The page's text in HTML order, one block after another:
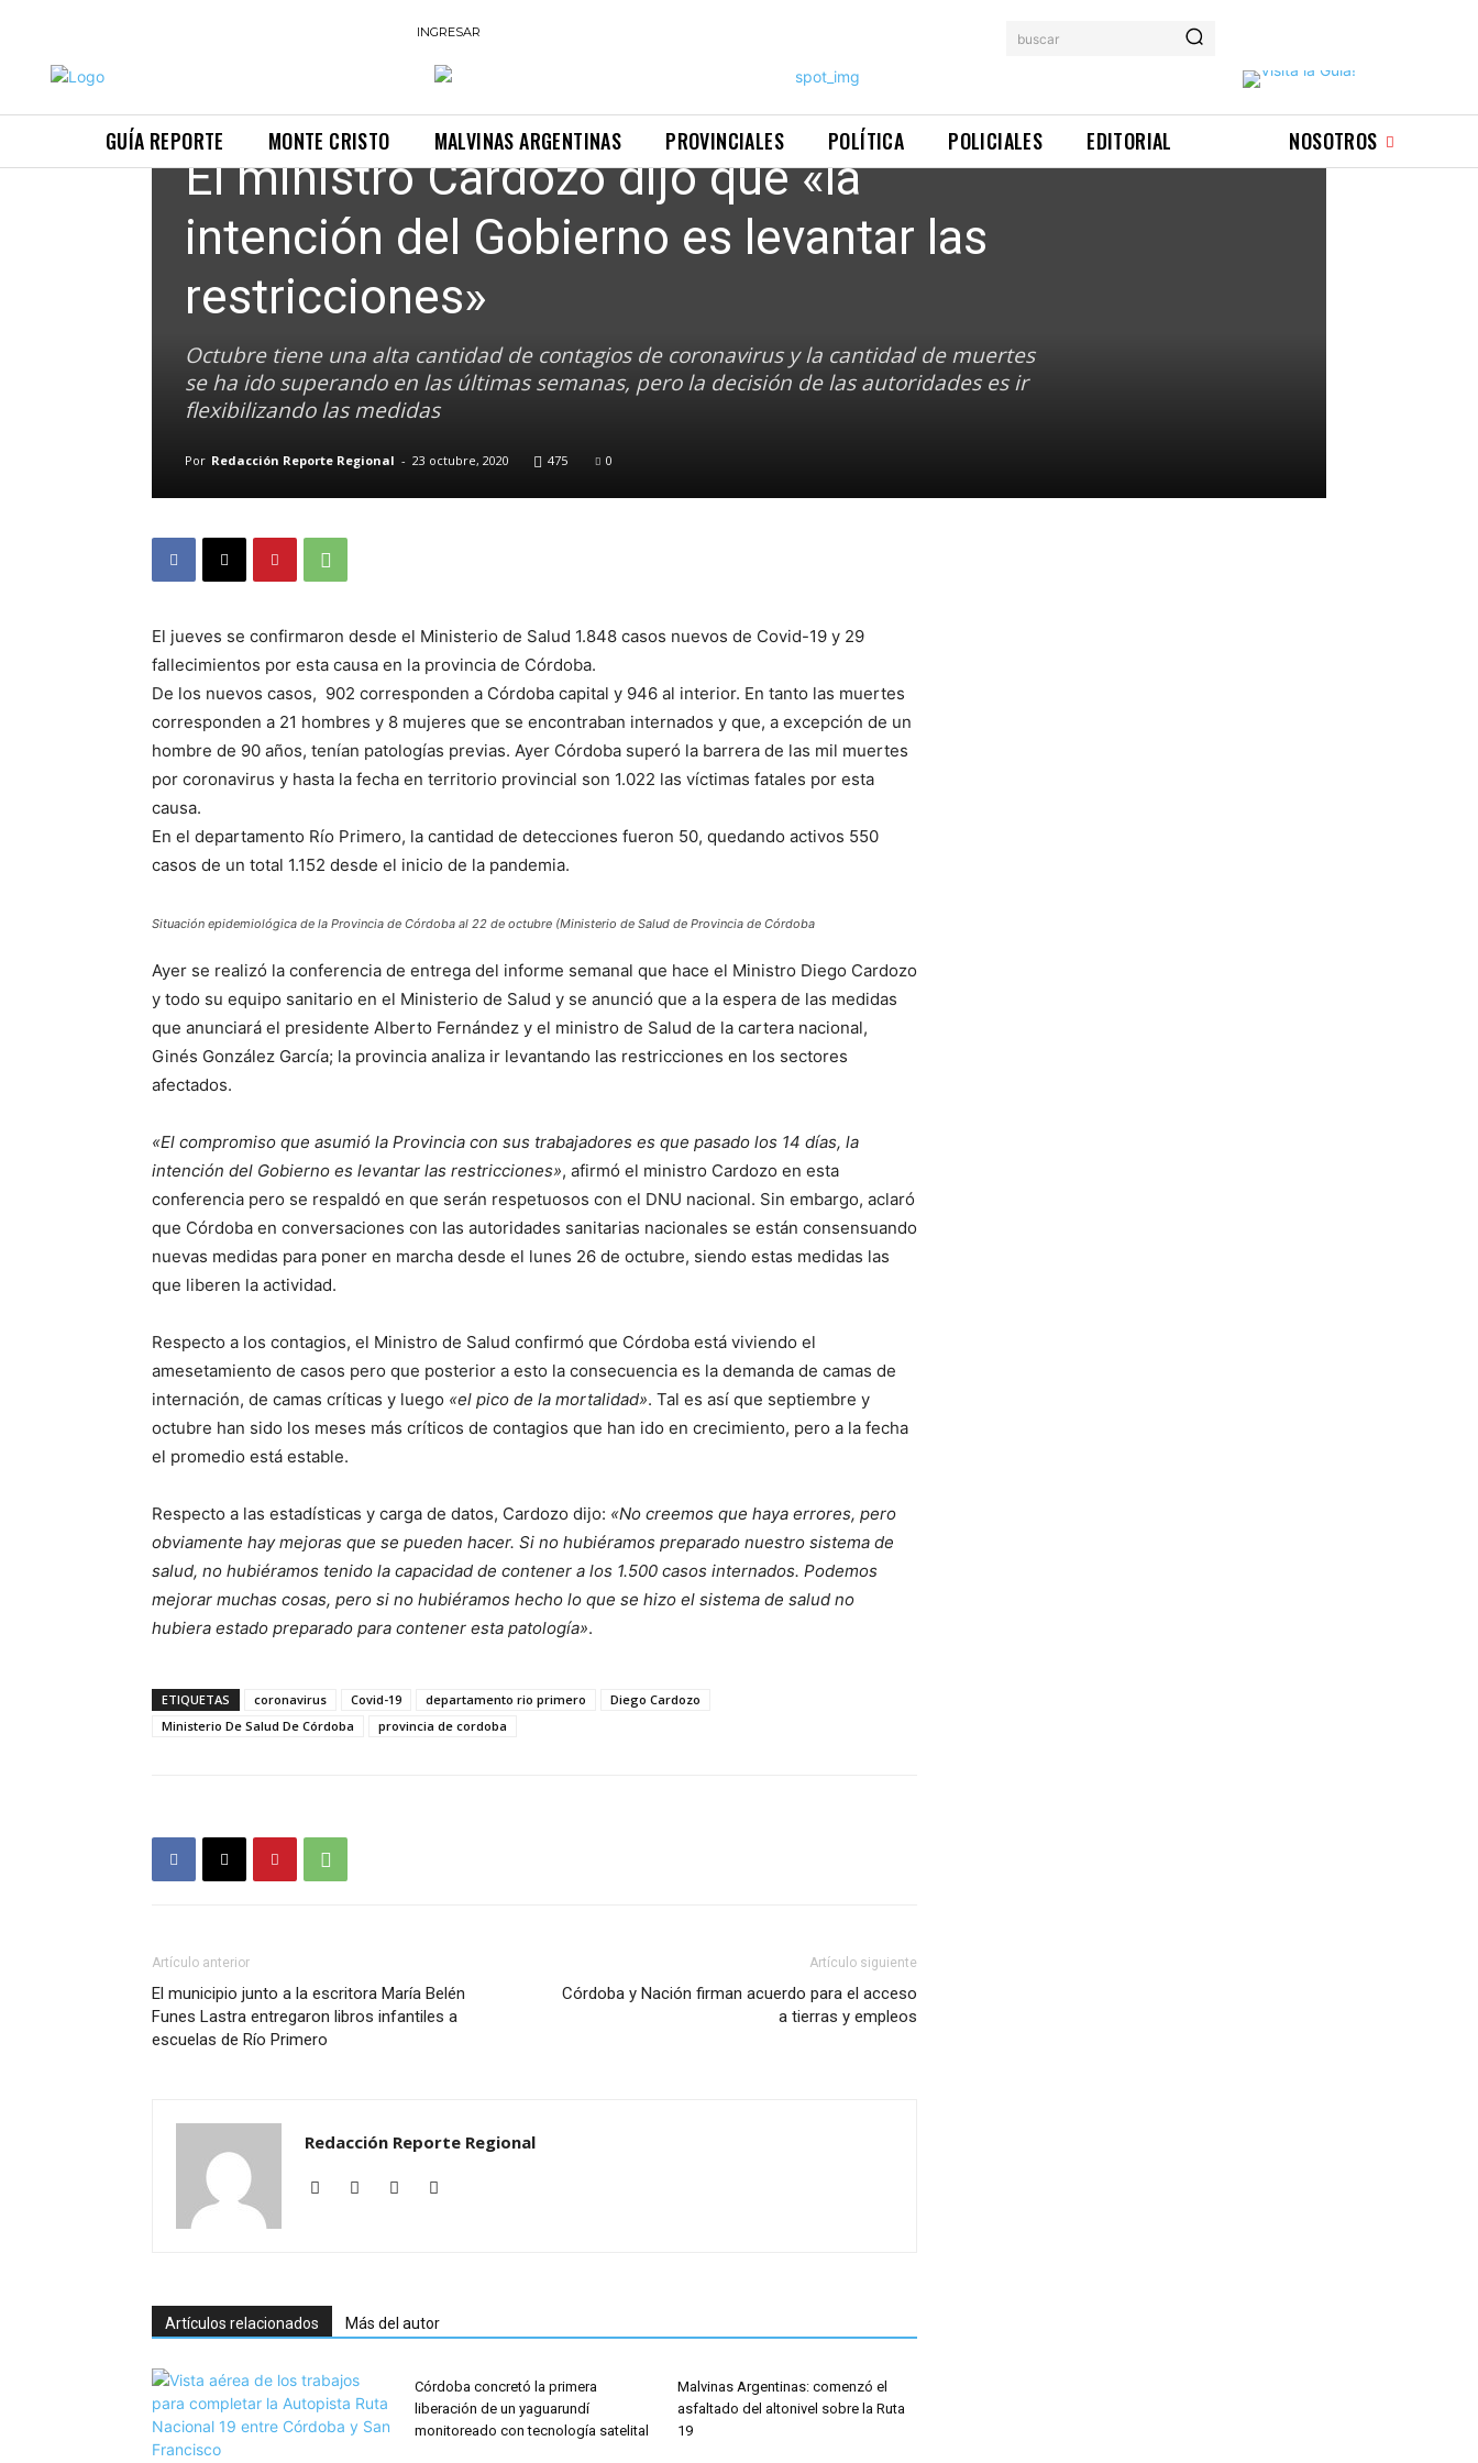
INGRESAR buscar
GUÍA REPORTE MONTE CRISTO MALVINAS ARGENTINAS PROVINCIALES POLÍTICA POLICIALES EDITORIAL NOSOTROS
El ministro Cardozo dijo que «la
intención del Gobierno es levantar las
restricciones»
Octubre tiene una alta cantidad de contagios de coronavirus y la cantidad de muertes
se ha ido superando en las últimas semanas, pero la decisión de las autoridades es ir
flexibilizando las medidas
Por Redacción Reporte Regional - 23 octubre, 2020 475 0
El jueves se confirmaron desde el Ministerio de Salud 1.848 casos nuevos de Covid-19 y 29
fallecimientos por esta causa en la provincia de Córdoba.
De los nuevos casos, 902 corresponden a Córdoba capital y 946 al interior. En tanto las muertes
corresponden a 21 hombres y 8 mujeres que se encontraban internados y que, a excepción de un
hombre de 90 años, tenían patologías previas. Ayer Córdoba superó la barrera de las mil muertes
por coronavirus y hasta la fecha en territorio provincial son 1.022 las víctimas fatales por esta
causa.
En el departamento Río Primero, la cantidad de detecciones fueron 50, quedando activos 550
casos de un total 1.152 desde el inicio de la pandemia.
Situación epidemiológica de la Provincia de Córdoba al 22 de octubre (Ministerio de Salud de Provincia de Córdoba
Ayer se realizó la conferencia de entrega del informe semanal que hace el Ministro Diego Cardozo
y todo su equipo sanitario en el Ministerio de Salud y se anunció que a la espera de las medidas
que anunciará el presidente Alberto Fernández y el ministro de Salud de la cartera nacional,
Ginés González García; la provincia analiza ir levantando las restricciones en los sectores
afectados.
«El compromiso que asumió la Provincia con sus trabajadores es que pasado los 14 días, la
intención del Gobierno es levantar las restricciones», afirmó el ministro Cardozo en esta
conferencia pero se respaldó en que serán respetuosos con el DNU nacional. Sin embargo, aclaró
que Córdoba en conversaciones con las autoridades sanitarias nacionales se están consensuando
nuevas medidas para poner en marcha desde el lunes 26 de octubre, siendo estas medidas las
que liberen la actividad.
Respecto a los contagios, el Ministro de Salud confirmó que Córdoba está viviendo el
amesetamiento de casos pero que posterior a esto la consecuencia es la demanda de camas de
internación, de camas críticas y luego «el pico de la mortalidad». Tal es así que septiembre y
octubre han sido los meses más críticos de contagios que han ido en crecimiento, pero a la fecha
el promedio está estable.
Respecto a las estadísticas y carga de datos, Cardozo dijo: «No creemos que haya errores, pero
obviamente hay mejoras que se pueden hacer. Si no hubiéramos preparado nuestro sistema de
salud, no hubiéramos tenido la capacidad de contener a los 1.500 casos internados. Podemos
mejorar muchas cosas, pero si no hubiéramos hecho lo que se hizo el sistema de salud no
hubiera estado preparado para contener esta patología».
ETIQUETAS coronavirus Covid-19 departamento rio primero
Diego Cardozo
Ministerio De Salud De Córdoba
provincia de cordoba
Artículo anterior
El municipio junto a la escritora María Belén
Funes Lastra entregaron libros infantiles a
escuelas de Río Primero
Artículo siguiente
Córdoba y Nación firman acuerdo para el acceso
a tierras y empleos
Redacción Reporte Regional
Artículos relacionados Más del autor
Córdoba concretó la primera
liberación de un yaguarundí
monitoreado con tecnología satelital
Malvinas Argentinas: comenzó el
asfaltado del altonivel sobre la Ruta
19